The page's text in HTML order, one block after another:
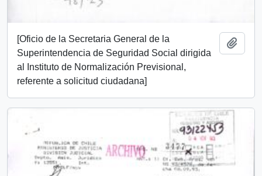
[Oficio de la Secretaria General de la
Superintendencia de Seguridad Social dirigida
al Instituto de Normalización Previsional,
referente a solicitud ciudadana]